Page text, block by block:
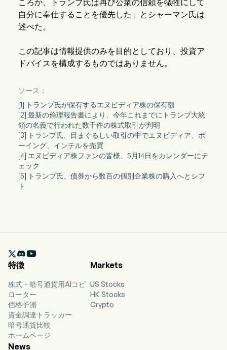
自分に奉仕することを優先した」とシャーマン氏は
述べた。
この記事は情報提供のみを目的としており、投資ア
ドバイスを構成するものではありません。
ソース：
[1] トランプ氏が保有するエヌビディア株の保有額
[2] 最新の倫理報告書により、今年これまでにトランプ大統
領の名義で行われた数千件の株式取引が判明
[3] トランプ氏、目まぐるしい取引の中でエヌビディア、ボ
ーイング、インテルを売買
[4] エヌビディア株ファンの皆様、5月14日をカレンダーにチ
ェック
[5] トランプ氏、債券から数百の個別企業株の購入へとシフ
ト

特徴
株式・暗号通貨用AIコピ
ローター
価格予測
資金調達トラッカー
暗号通貨比較
ホームページ
Markets
US Stocks
HK Stocks
Crypto
News